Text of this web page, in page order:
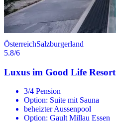
ÖsterreichSalzburgerland
5.8/6
Luxus im Good Life Resort
3/4 Pension
Option: Suite mit Sauna
beheizter Aussenpool
Option: Gault Millau Essen